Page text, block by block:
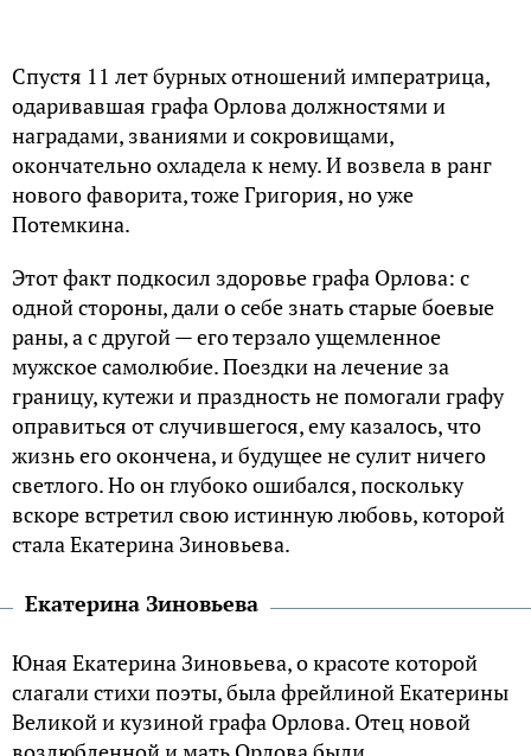
Спустя 11 лет бурных отношений императрица,
одаривавшая графа Орлова должностями и
наградами, званиями и сокровищами,
окончательно охладела к нему. И возвела в ранг
нового фаворита, тоже Григория, но уже
Потемкина.
Этот факт подкосил здоровье графа Орлова: с
одной стороны, дали о себе знать старые боевые
раны, а с другой — его терзало ущемленное
мужское самолюбие. Поездки на лечение за
границу, кутежи и праздность не помогали графу
оправиться от случившегося, ему казалось, что
жизнь его окончена, и будущее не сулит ничего
светлого. Но он глубоко ошибался, поскольку
вскоре встретил свою истинную любовь, которой
стала Екатерина Зиновьева.
Екатерина Зиновьева
Юная Екатерина Зиновьева, о красоте которой
слагали стихи поэты, была фрейлиной Екатерины
Великой и кузиной графа Орлова. Отец новой